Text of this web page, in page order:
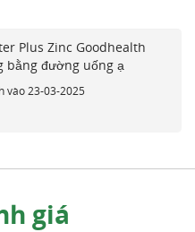
Plus Zinc Goodhealth
bằng đường uống ạ
vào23-03-2025
giá